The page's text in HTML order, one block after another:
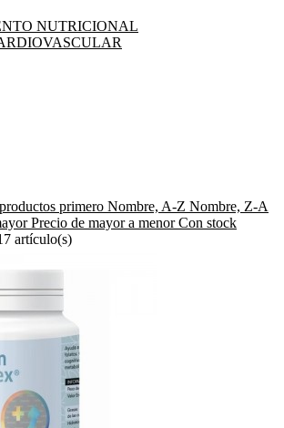
NUTRICIONAL
primero Nombre, A-Z Nombre, Z-A
Precio de mayor a menorCon stock
artículo(s)